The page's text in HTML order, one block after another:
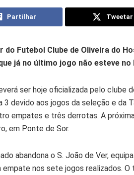
Partilhar Tweetar
Futebol Clube de Oliveira do
já no último jogo não esteve
ser hoje oficializada pelo clube
3 devido aos jogos da seleção e
empates e três derrotas. A
em Ponte de Sor.
abandona o S. João de Ver,
nos sete jogos realizados.